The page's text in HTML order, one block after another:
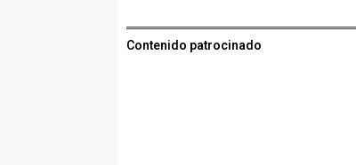
Contenido patrocinado